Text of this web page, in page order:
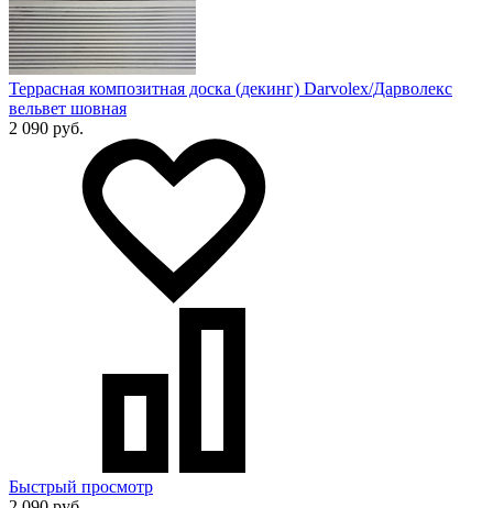
Террасная композитная доска (декинг) Darvolex/Дарволекс
вельвет шовная
2 090 руб.
Быстрый просмотр